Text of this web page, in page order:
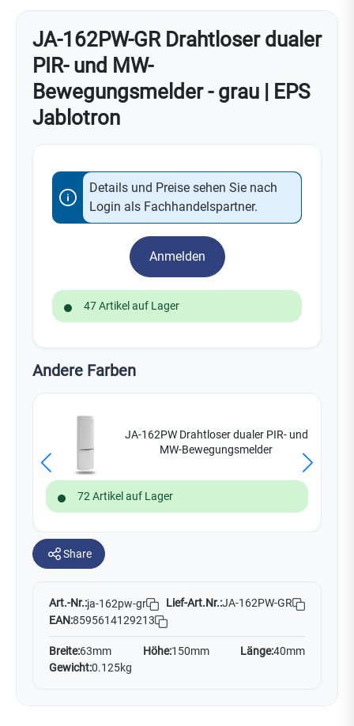
JA-162PW-GR Drahtloser dualer
PIR- und MW-
Bewegungsmelder - grau | EPS
Jablotron
Details und Preise sehen Sie nach
Login als Fachhandelspartner.
Anmelden
47 Artikel auf Lager
Andere Farben
JA-162PW Drahtloser dualer PIR- und
MW-Bewegungsmelder
72 Artikel auf Lager
Share
Art.-Nr.:ja-162pw-gr Lief-Art.Nr.:JA-162PW-GR
EAN:8595614129213
Breite:63mm Höhe:150mm Länge:40mm
Gewicht:0.125kg